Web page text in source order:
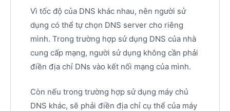
Vì tốc độ của DNS khác nhau, nên người sử
dụng có thể tự chọn DNS server cho riêng
mình. Trong trường hợp sử dụng DNS của nhà
cung cấp mạng, người sử dụng không cần phải
điền địa chỉ DNs vào kết nối mạng của mình.
Còn nếu trong trường hợp sử dụng máy chủ
DNS khác, sẽ phải điền địa chỉ cụ thể của máy